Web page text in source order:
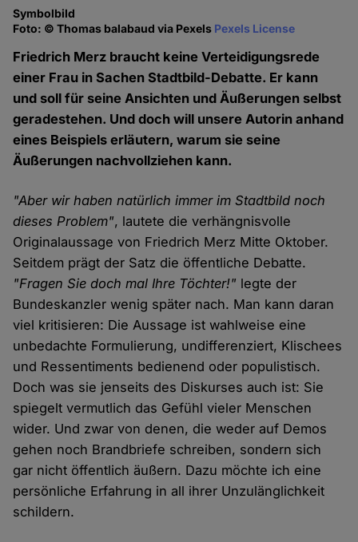
Symbolbild
Foto: © Thomas balabaud via Pexels Pexels License
Friedrich Merz braucht keine Verteidigungsrede
einer Frau in Sachen Stadtbild-Debatte. Er kann
und soll für seine Ansichten und Äußerungen selbst
geradestehen. Und doch will unsere Autorin anhand
eines Beispiels erläutern, warum sie seine
Äußerungen nachvollziehen kann.
"Aber wir haben natürlich immer im Stadtbild noch
dieses Problem", lautete die verhängnisvolle
Originalaussage von Friedrich Merz Mitte Oktober.
Seitdem prägt der Satz die öffentliche Debatte.
"Fragen Sie doch mal Ihre Töchter!" legte der
Bundeskanzler wenig später nach. Man kann daran
viel kritisieren: Die Aussage ist wahlweise eine
unbedachte Formulierung, undifferenziert, Klischees
und Ressentiments bedienend oder populistisch.
Doch was sie jenseits des Diskurses auch ist: Sie
spiegelt vermutlich das Gefühl vieler Menschen
wider. Und zwar von denen, die weder auf Demos
gehen noch Brandbriefe schreiben, sondern sich
gar nicht öffentlich äußern. Dazu möchte ich eine
persönliche Erfahrung in all ihrer Unzulänglichkeit
schildern.